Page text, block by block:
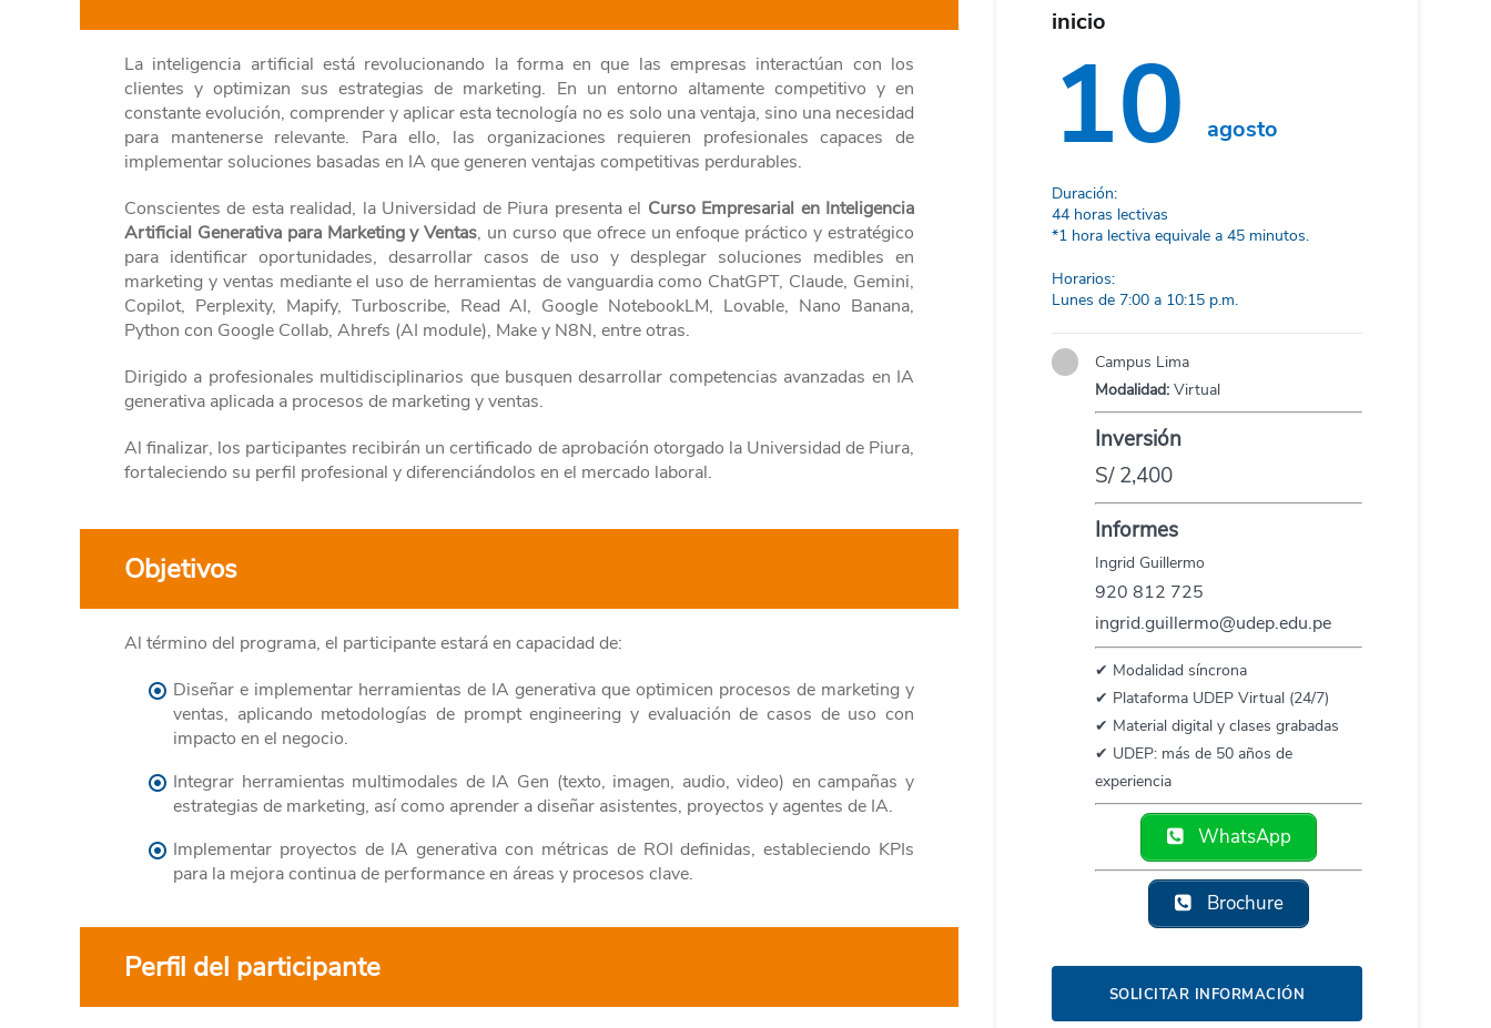
La inteligencia artificial está revolucionando la forma en que las empresas interactúan con los
clientes y optimizan sus estrategias de marketing. En un entorno altamente competitivo y en
constante evolución, comprender y aplicar esta tecnología no es solo una ventaja, sino una necesidad
para mantenerse relevante. Para ello, las organizaciones requieren profesionales capaces de
implementar soluciones basadas en IA que generen ventajas competitivas perdurables.
Conscientes de esta realidad, la Universidad de Piura presenta el Curso Empresarial en Inteligencia
Artificial Generativa para Marketing y Ventas, un curso que ofrece un enfoque práctico y estratégico
para identificar oportunidades, desarrollar casos de uso y desplegar soluciones medibles en
marketing y ventas mediante el uso de herramientas de vanguardia como ChatGPT, Claude, Gemini,
Copilot, Perplexity, Mapify, Turboscribe, Read AI, Google NotebookLM, Lovable, Nano Banana,
Python con Google Collab, Ahrefs (AI module), Make y N8N, entre otras.
Dirigido a profesionales multidisciplinarios que busquen desarrollar competencias avanzadas en IA
generativa aplicada a procesos de marketing y ventas.
Al finalizar, los participantes recibirán un certificado de aprobación otorgado la Universidad de Piura,
fortaleciendo su perfil profesional y diferenciándolos en el mercado laboral.
Objetivos
Al término del programa, el participante estará en capacidad de:
Diseñar e implementar herramientas de IA generativa que optimicen procesos de marketing y
ventas, aplicando metodologías de prompt engineering y evaluación de casos de uso con
impacto en el negocio.
Integrar herramientas multimodales de IA Gen (texto, imagen, audio, video) en campañas y
estrategias de marketing, así como aprender a diseñar asistentes, proyectos y agentes de IA.
Implementar proyectos de IA generativa con métricas de ROI definidas, estableciendo KPIs
para la mejora continua de performance en áreas y procesos clave.
Perfil del participante
inicio
10 agosto
Duración:
44 horas lectivas
*1 hora lectiva equivale a 45 minutos.
Horarios:
Lunes de 7:00 a 10:15 p.m.
Campus Lima
Modalidad: Virtual
Inversión
S/ 2,400
Informes
Ingrid Guillermo
920 812 725
ingrid.guillermo@udep.edu.pe
✔ Modalidad síncrona
✔ Plataforma UDEP Virtual (24/7)
✔ Material digital y clases grabadas
✔ UDEP: más de 50 años de
experiencia
WhatsApp
Brochure
SOLICITAR INFORMACIÓN